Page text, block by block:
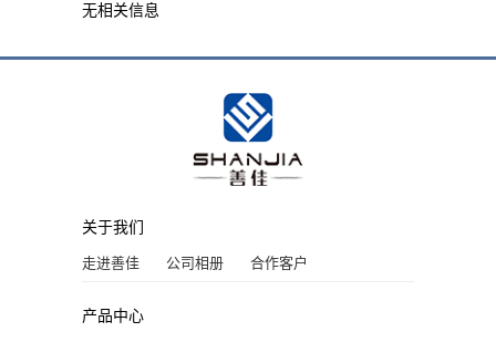
无相关信息
关于我们
走进善佳 公司相册 合作客户
产品中心